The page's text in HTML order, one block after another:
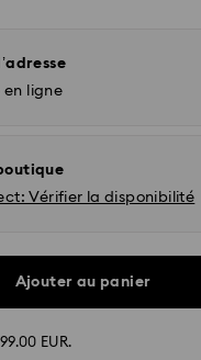
en ligne
Vérifier la disponibilité
Ajouter au panier
EUR.